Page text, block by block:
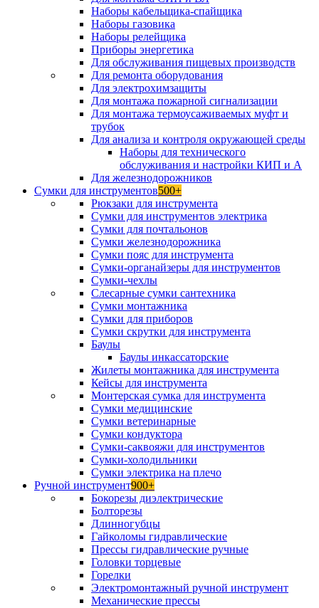
Наборы кабельщика-спайщика
Наборы газовика
Наборы релейщика
Приборы энергетика
Для обслуживания пищевых производств
Для ремонта оборудования
Для электрохимзащиты
Для монтажа пожарной сигнализации
Для монтажа термоусаживаемых муфт и
трубок
Для анализа и контроля окружающей среды
Наборы для технического
обслуживания и настройки КИП и А
Для железнодорожников
Сумки для инструментов500+
Рюкзаки для инструмента
Сумки для инструментов электрика
Сумки для почтальонов
Сумки железнодорожника
Сумки пояс для инструмента
Сумки-органайзеры для инструментов
Сумки-чехлы
Слесарные сумки сантехника
Сумки монтажника
Сумки для приборов
Сумки скрутки для инструмента
Баулы
Баулы инкассаторские
Жилеты монтажника для инструмента
Кейсы для инструмента
Монтерская сумка для инструмента
Сумки медицинские
Сумки ветеринарные
Сумки кондуктора
Сумки-саквояжи для инструментов
Сумки-холодильники
Сумки электрика на плечо
Ручной инструмент900+
Бокорезы диэлектрические
Болторезы
Длинногубцы
Гайколомы гидравлические
Прессы гидравлические ручные
Головки торцевые
Горелки
Электромонтажный ручной инструмент
Механические прессы